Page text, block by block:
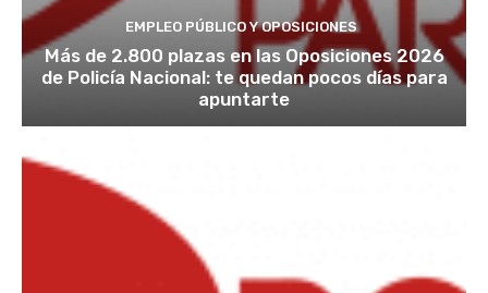
EMPLEO PÚBLICO Y OPOSICIONES
Más de 2.800 plazas en las Oposiciones 2026
de Policía Nacional: te quedan pocos días para
apuntarte